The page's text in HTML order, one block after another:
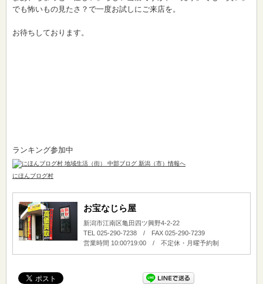
でも怖いもの見たさ？で一度お試しにご来店を。
お待ちしております。
ランキング参加中
にほんブログ村
お宝なじら屋
新潟市江南区亀田四ツ興野4-2-22
TEL 025-290-7238 / FAX 025-290-7239
営業時間 10:00?19:00 / 不定休・月曜予約制